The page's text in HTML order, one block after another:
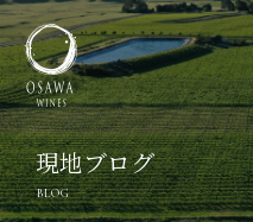
現地ブログ
BLOG